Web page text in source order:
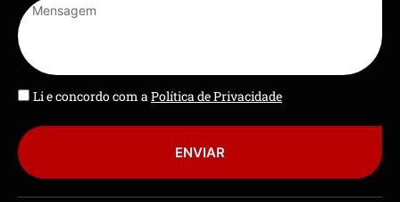
Li e concordo com aPolítica de Privacidade
ENVIAR